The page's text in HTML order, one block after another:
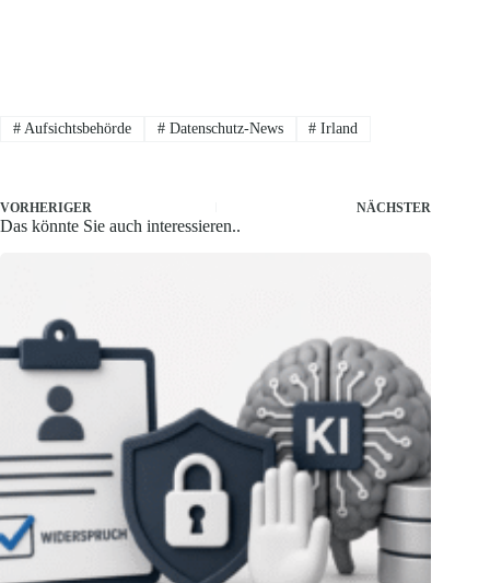
#Aufsichtsbehörde #Datenschutz-News # Irland
VORHERIGER NÄCHSTER
Das könnte Sie auch interessieren..